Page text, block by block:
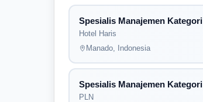
Spesialis Manajemen Kategori
Hotel Haris
Manado, Indonesia
Spesialis Manajemen Kategori
PLN